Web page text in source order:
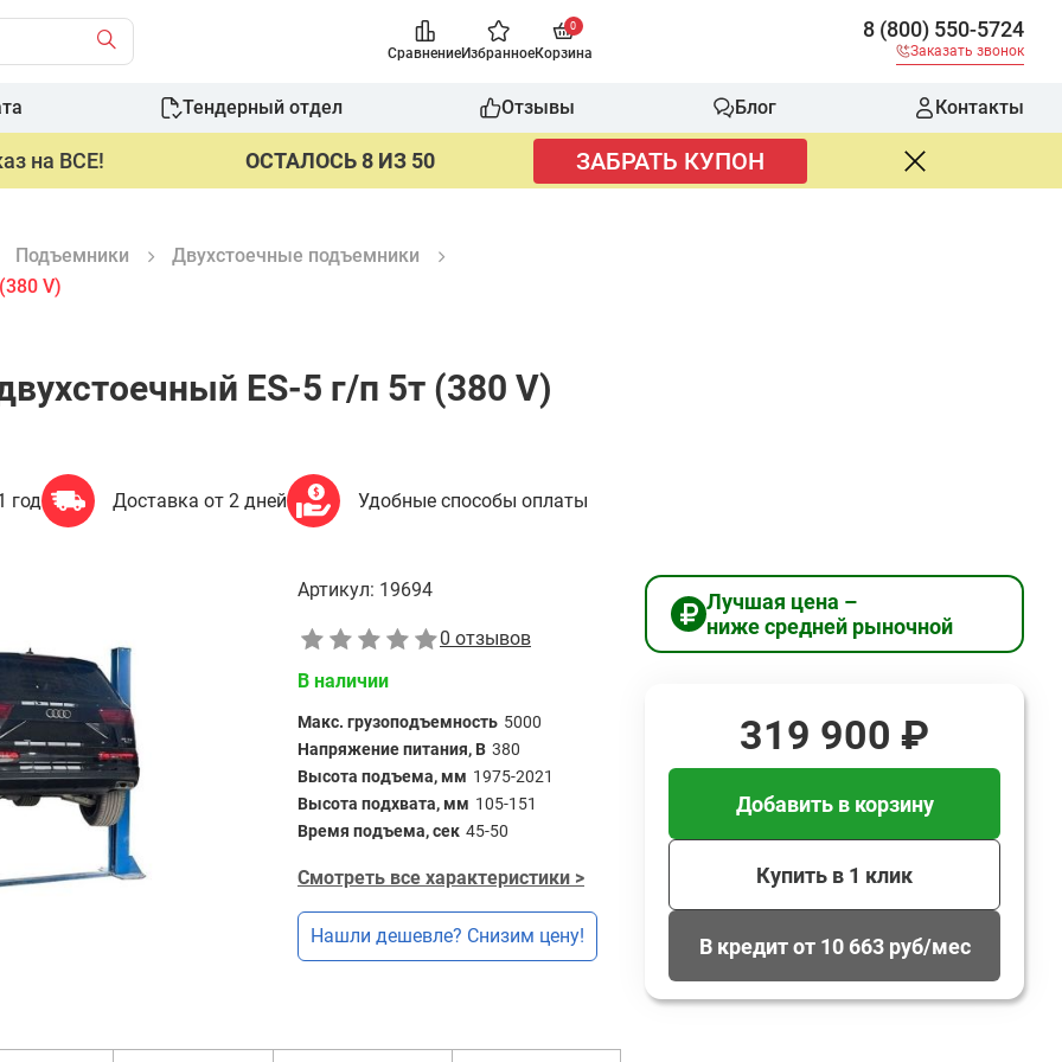
СравнениеИзбранное
0
Корзина
8 (800) 550-5724
Заказать звонок
Тендерный отдел Отзывы Блог Контакты
на ВСЕ! ОСТАЛОСЬ 8 ИЗ 50 ЗАБРАТЬ КУПОН
Подъемники
Двухстоечные подъемники
V)
ES-5 г/п 5т (380 V)
год Доставка от 2 дней Удобные способы оплаты
Артикул: 19694
0 отзывов
В наличии
Макс. грузоподъемность 5000
Напряжение питания, В 380
Высота подъема, мм 1975-2021
Высота подхвата, мм 105-151
Время подъема, сек 45-50
Смотреть все характеристики >
Нашли дешевле? Снизим цену!
Лучшая цена –
ниже средней рыночной
319 900 ₽
Добавить в корзину
Купить в 1 клик
В кредит от 10 663 руб/мес